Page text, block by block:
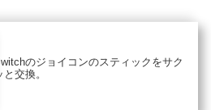
のジョイコンのスティックをサク
と交換。